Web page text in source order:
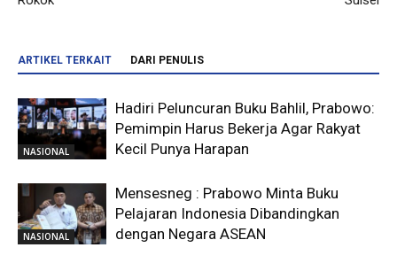
ARTIKEL TERKAIT DARI PENULIS
NASIONAL
Hadiri Peluncuran Buku Bahlil, Prabowo:
Pemimpin Harus Bekerja Agar Rakyat
Kecil Punya Harapan
NASIONAL
Mensesneg : Prabowo Minta Buku
Pelajaran Indonesia Dibandingkan
dengan Negara ASEAN